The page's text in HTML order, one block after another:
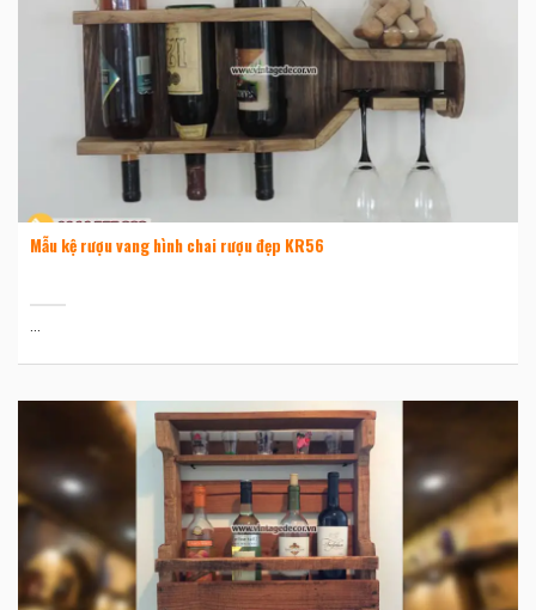
Mẫu kệ rượu vang hình chai rượu đẹp KR56
...